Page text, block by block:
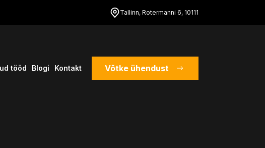
Tallinn, Rotermanni 6, 10111
tööd Blogi Kontakt Võtke ühendust